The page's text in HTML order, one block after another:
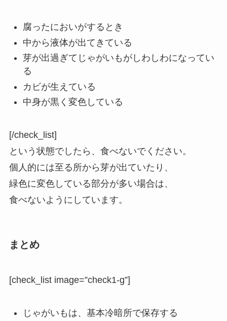
腐ったにおいがするとき
中から液体が出てきている
芽が出過ぎてじゃがいもがしわしわになってい
る
カビが生えている
中身が黒く変色している
[/check_list]
という状態でしたら、食べないでください。
個人的には至る所から芽が出ていたり、
緑色に変色している部分が多い場合は、
食べないようにしています。
まとめ
[check_list image=”check1-g”]
じゃがいもは、基本冷暗所で保存する